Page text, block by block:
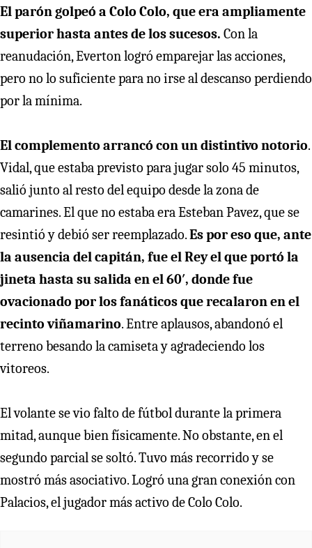
El parón golpeó a Colo Colo, que era ampliamente
superior hasta antes de los sucesos. Con la
reanudación, Everton logró emparejar las acciones,
pero no lo suficiente para no irse al descanso perdiendo
por la mínima.
El complemento arrancó con un distintivo notorio.
Vidal, que estaba previsto para jugar solo 45 minutos,
salió junto al resto del equipo desde la zona de
camarines. El que no estaba era Esteban Pavez, que se
resintió y debió ser reemplazado.Es por eso que, ante
la ausencia del capitán, fue el Rey el que portó la
jineta hasta su salida en el 60′, donde fue
ovacionado por los fanáticos que recalaron en el
recinto viñamarino. Entre aplausos, abandonó el
terreno besando la camiseta y agradeciendo los
vitoreos.
El volante se vio falto de fútbol durante la primera
mitad, aunque bien físicamente. No obstante, en el
segundo parcial se soltó. Tuvo más recorrido y se
mostró más asociativo. Logró una gran conexión con
Palacios, el jugador más activo de Colo Colo.